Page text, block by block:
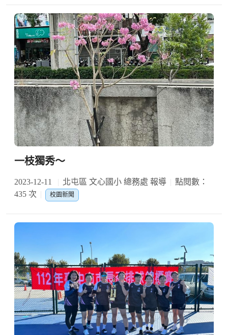
一枝獨秀～
2023-12-11 北屯區 文心國小 總務處 報導
點閱數：
435 次
校園新聞